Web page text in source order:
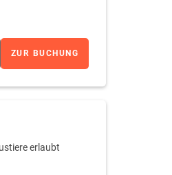
ZUR BUCHUNG
erlaubt